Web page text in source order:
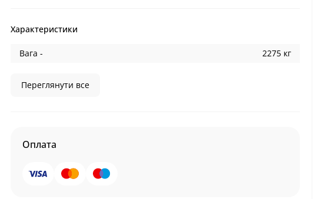
Характеристики
Вага - 2275 кг
Переглянути все
Оплата